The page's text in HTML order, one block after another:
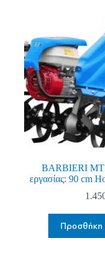
BARBIERI
εργασίας: 90 cm
Προσθήκη